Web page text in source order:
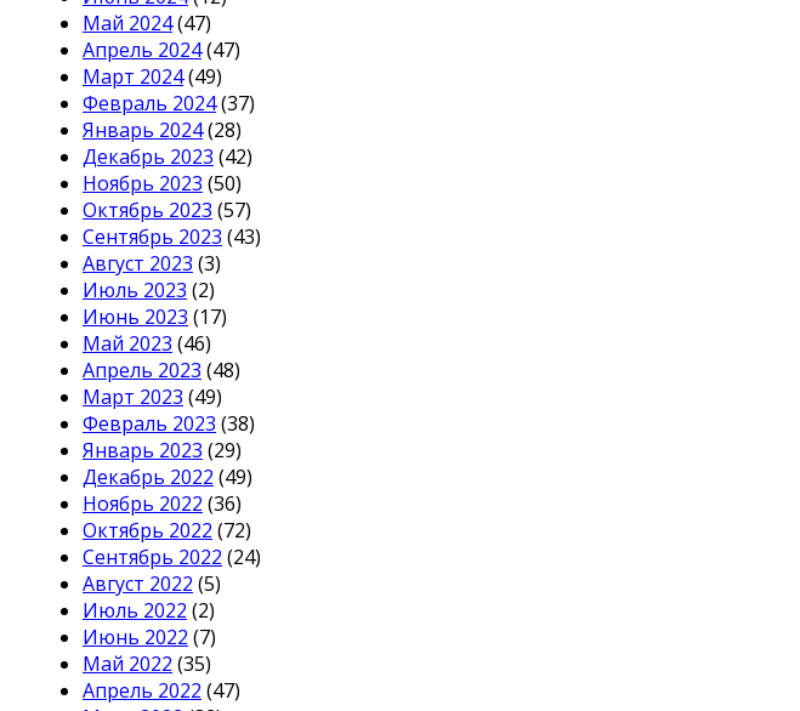
Май 2024(47)
Апрель 2024(47)
Март 2024(49)
Февраль 2024(37)
Январь 2024(28)
Декабрь 2023 (42)
Ноябрь 2023 (50)
Октябрь 2023 (57)
Сентябрь 2023 (43)
Август 2023 (3)
Июль 2023 (2)
Июнь 2023 (17)
Май 2023 (46)
Апрель 2023 (48)
Март 2023 (49)
Февраль 2023 (38)
Январь 2023 (29)
Декабрь 2022 (49)
Ноябрь 2022 (36)
Октябрь 2022 (72)
Сентябрь 2022 (24)
Август 2022 (5)
Июль 2022 (2)
Июнь 2022 (7)
Май 2022 (35)
Апрель 2022 (47)